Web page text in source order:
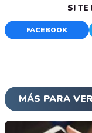
SI TE
FACEBOOK
MÁS PARA VER